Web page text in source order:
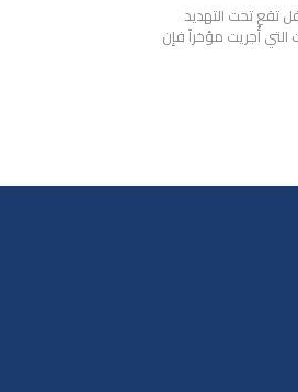
تقع تحت التهديد
التي أُجريت مؤخراً فإن